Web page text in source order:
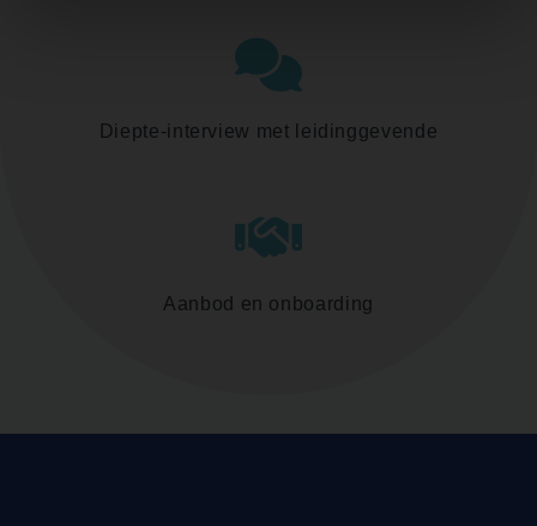
Diepte-interview met leidinggevende
Aanbod en onboarding